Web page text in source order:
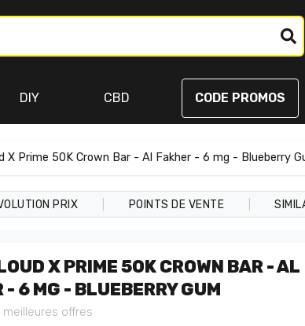
DIY CBD CODE PROMOS
X Prime 50K Crown Bar - Al Fakher - 6 mg - Blueberry
PRIX POINTS DE VENTE
X PRIME 50K CROWN BAR - AL
- 6 MG - BLUEBERRY GUM
offres